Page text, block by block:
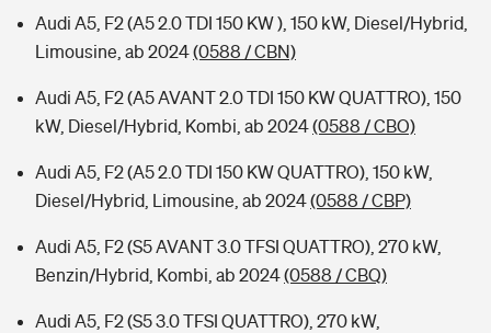
Audi A5, F2 (A5 2.0 TDI 150 KW ), 150 kW, Diesel/Hybrid,
Limousine, ab 2024(0588 / CBN)
Audi A5, F2 (A5 AVANT 2.0 TDI 150 KW QUATTRO), 150
kW, Diesel/Hybrid, Kombi, ab 2024(0588 / CBO)
Audi A5, F2 (A5 2.0 TDI 150 KW QUATTRO), 150 kW,
Diesel/Hybrid, Limousine, ab 2024(0588 / CBP)
Audi A5, F2 (S5 AVANT 3.0 TFSI QUATTRO), 270 kW,
Benzin/Hybrid, Kombi, ab 2024(0588 / CBQ)
Audi A5, F2 (S5 3.0 TFSI QUATTRO), 270 kW,